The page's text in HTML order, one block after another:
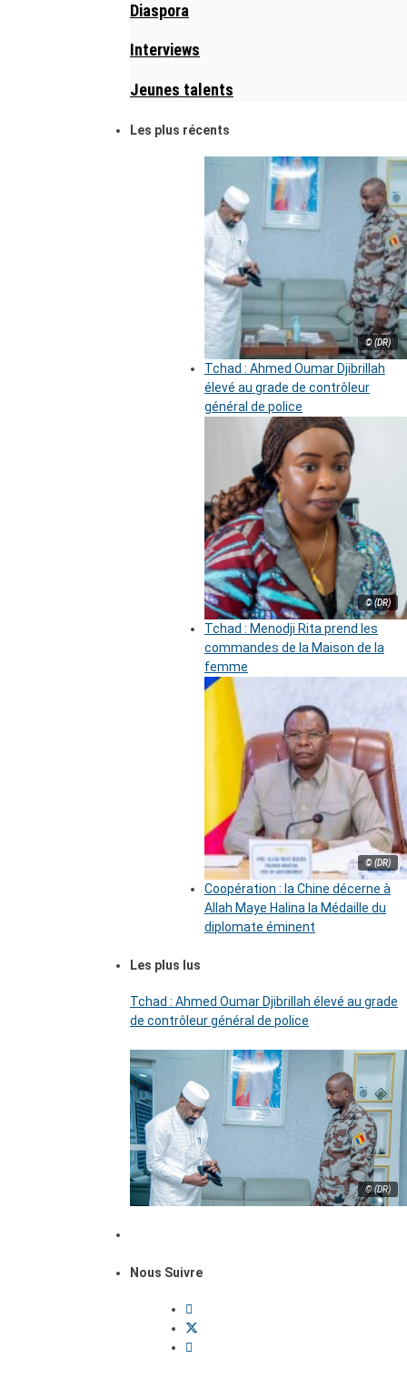
Diaspora
Interviews
Jeunes talents
Les plus récents
© (DR)
Tchad : Ahmed Oumar Djibrillah
élevé au grade de contrôleur
général de police
© (DR)
Tchad : Menodji Rita prend les
commandes de la Maison de la
femme
© (DR)
Coopération : la Chine décerne à
Allah Maye Halina la Médaille du
diplomate éminent
Les plus lus
Tchad : Ahmed Oumar Djibrillah élevé au grade
de contrôleur général de police
© (DR)
Nous Suivre